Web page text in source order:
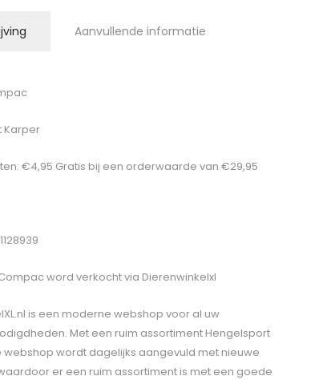
Aanvullende informatie
Karper
€4,95 Gratis bij een orderwaarde van €29,95
word verkocht via Dierenwinkelxl
is een moderne webshop voor al uw
Met een ruim assortiment Hengelsport
webshop wordt dagelijks aangevuld met nieuwe
er een ruim assortiment is met een goede